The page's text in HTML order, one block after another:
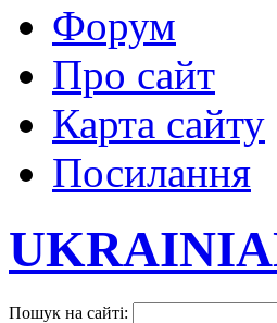
Форум
Про сайт
Карта сайту
Посилання
Пошук на сайті: